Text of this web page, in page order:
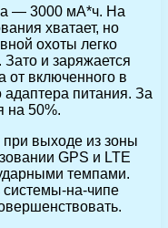
— 3000 мА*ч. На
хватает, но
охоты легко
и заряжается
от включенного в
адаптера питания. За
на 50%.
при выходе из зоны
GPS и LTE
темпами.
на-чипе